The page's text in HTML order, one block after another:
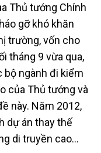
Thủ tướng Chính
gỡ khó khăn
trường, vốn cho
tháng 9 vừa qua,
bộ ngành đi kiểm
của Thủ tướng và
này. Năm 2012,
dự án thay thế
di truyền cao…